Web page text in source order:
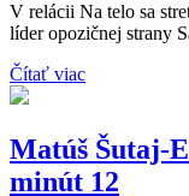
V relácii Na telo sa
líder opozičnej strany
Čítať viac
Matúš Šutaj-
minút 12